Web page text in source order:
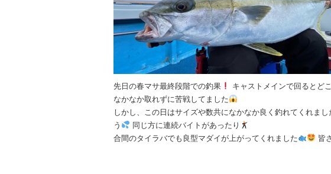
先日の春マサ最終段階での釣果
キャストメインで回るとど
なかなか取れずに苦戦してました
しかし、この日はサイズや数共になかなか良く釣れてくれまし
う
同じ方に連続バイトがあったり
合間のタイラバでも良型マダイが上がってくれました
皆